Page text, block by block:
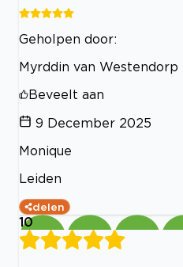
Geholpen door:
Myrddin van Westendorp
Beveelt aan
9 December 2025
Monique
Leiden
delen
10